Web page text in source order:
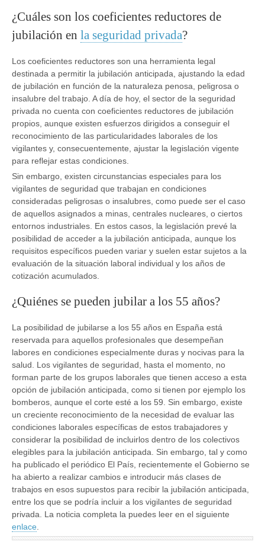
¿Cuáles son los coeficientes reductores de
jubilación en la seguridad privada?
Los coeficientes reductores son una herramienta legal
destinada a permitir la jubilación anticipada, ajustando la edad
de jubilación en función de la naturaleza penosa, peligrosa o
insalubre del trabajo. A día de hoy, el sector de la seguridad
privada no cuenta con coeficientes reductores de jubilación
propios, aunque existen esfuerzos dirigidos a conseguir el
reconocimiento de las particularidades laborales de los
vigilantes y, consecuentemente, ajustar la legislación vigente
para reflejar estas condiciones.
Sin embargo, existen circunstancias especiales para los
vigilantes de seguridad que trabajan en condiciones
consideradas peligrosas o insalubres, como puede ser el caso
de aquellos asignados a minas, centrales nucleares, o ciertos
entornos industriales. En estos casos, la legislación prevé la
posibilidad de acceder a la jubilación anticipada, aunque los
requisitos específicos pueden variar y suelen estar sujetos a la
evaluación de la situación laboral individual y los años de
cotización acumulados.
¿Quiénes se pueden jubilar a los 55 años?
La posibilidad de jubilarse a los 55 años en España está
reservada para aquellos profesionales que desempeñan
labores en condiciones especialmente duras y nocivas para la
salud. Los vigilantes de seguridad, hasta el momento, no
forman parte de los grupos laborales que tienen acceso a esta
opción de jubilación anticipada, como si tienen por ejemplo los
bomberos, aunque el corte esté a los 59. Sin embargo, existe
un creciente reconocimiento de la necesidad de evaluar las
condiciones laborales específicas de estos trabajadores y
considerar la posibilidad de incluirlos dentro de los colectivos
elegibles para la jubilación anticipada. Sin embargo, tal y como
ha publicado el periódico El País, recientemente el Gobierno se
ha abierto a realizar cambios e introducir más clases de
trabajos en esos supuestos para recibir la jubilación anticipada,
entre los que se podría incluir a los vigilantes de seguridad
privada. La noticia completa la puedes leer en el siguiente
enlace